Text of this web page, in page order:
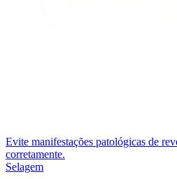
Evite manifestações patológicas de
corretamente.
Selagem